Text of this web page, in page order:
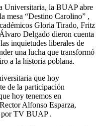
Universitaria, la BUAP abre
mesa “Destino Carolino” ,
Gloria Tirado, Fritz
Delgado dieron cuenta
inquietudes liberales de
una lucha que transformó
a la historia poblana.
que hoy
de la participación
hoy tenemos en
Alfonso Esparza,
por TV BUAP .